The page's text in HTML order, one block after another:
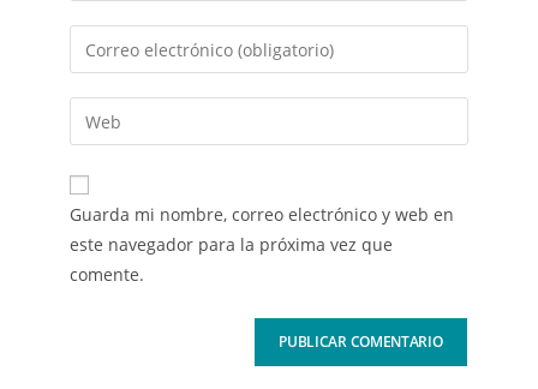
Guarda mi nombre, correo electrónico y web en
este navegador para la próxima vez que
comente.